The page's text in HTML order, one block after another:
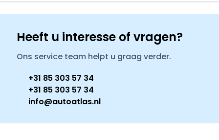
Heeft u interesse of vragen?
Ons service team helpt u graag verder.
+31 85 303 57 34
+31 85 303 57 34
info@autoatlas.nl